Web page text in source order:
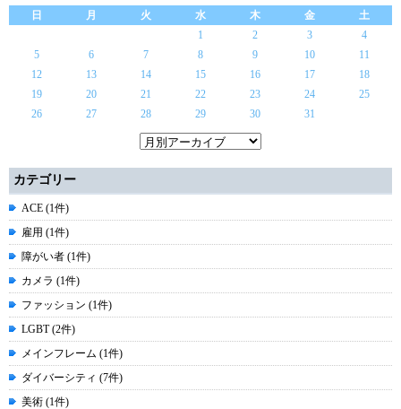
日
月 火 水 木 金
土
1
2 3
4
5
6 7 8 9 10
11
12
13 14 15 16 17
18
19
20 21 22 23 24
25
26
27 28 29 30 31
カテゴリー
ACE (1件)
雇用 (1件)
障がい者 (1件)
カメラ (1件)
ファッション (1件)
LGBT (2件)
メインフレーム (1件)
ダイバーシティ (7件)
美術 (1件)